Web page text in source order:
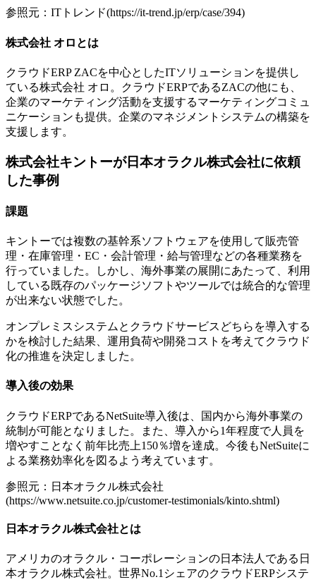
参照元：ITトレンド(https://it-trend.jp/erp/case/394)
株式会社 オロとは
クラウドERP ZACを中心としたITソリューションを提供し
ている株式会社 オロ。クラウドERPであるZACの他にも、
企業のマーケティング活動を支援するマーケティングコミュ
ニケーションも提供。企業のマネジメントシステムの構築を
支援します。
株式会社キントーが日本オラクル株式会社に依頼
した事例
課題
キントーでは複数の基幹系ソフトウェアを使用して販売管
理・在庫管理・EC・会計管理・給与管理などの各種業務を
行っていました。しかし、海外事業の展開にあたって、利用
している既存のパッケージソフトやツールでは統合的な管理
が出来ない状態でした。
オンプレミスシステムとクラウドサービスどちらを導入する
かを検討した結果、運用負荷や開発コストを考えてクラウド
化の推進を決定しました。
導入後の効果
クラウドERPであるNetSuite導入後は、国内から海外事業の
統制が可能となりました。また、導入から1年程度で人員を
増やすことなく前年比売上150％増を達成。今後もNetSuiteに
よる業務効率化を図るよう考えています。
参照元：日本オラクル株式会社
(https://www.netsuite.co.jp/customer-testimonials/kinto.shtml)
日本オラクル株式会社とは
アメリカのオラクル・コーポレーションの日本法人である日
本オラクル株式会社。世界No.1シェアのクラウドERPシステ